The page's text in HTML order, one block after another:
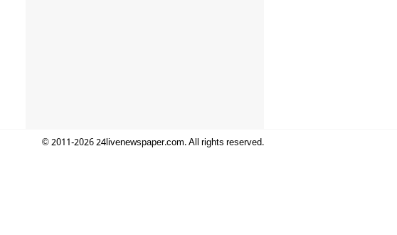
© 2011-2026 24livenewspaper.com. All rights reserved.